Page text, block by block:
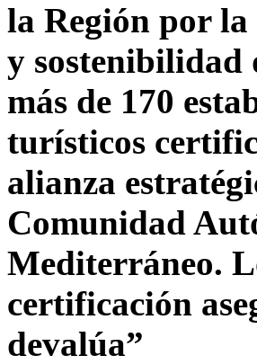
la Región por
y sostenibilidad
más de 170
turísticos
alianza
Comunidad
Mediterráneo.
certificación
devalúa”